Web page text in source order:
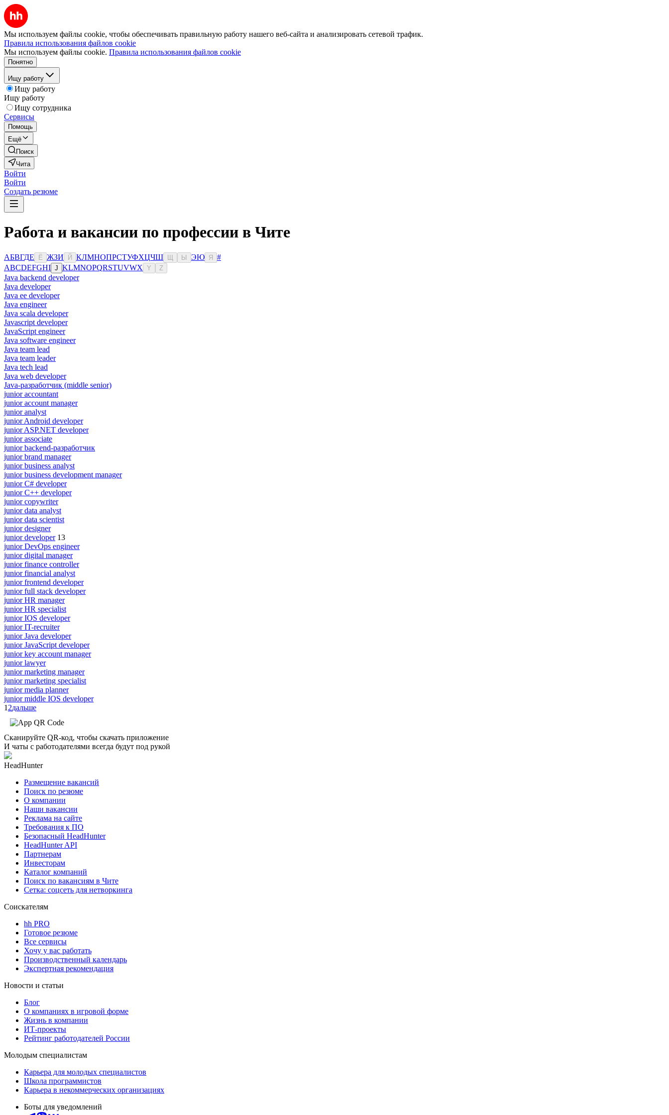
Мы используем файлы cookie, чтобы обеспечивать правильную работу нашего веб-сайта и анализировать сетевой трафик.
Правила использования файлов cookie
Мы используем файлы cookie. Правила использования файлов cookie
Понятно
Ищу работу
Ищу работу
Ищу работу
Ищу сотрудника
Сервисы
Помощь
Ещё
Поиск
Чита
Войти
Войти
Создать резюме
Работа и вакансии по профессии в Чите
АБВГДЕ Ё ЖЗИ Й КЛМНОПРСТУФХЦЧШ Ы ЭЮ Я
#
ABCDEFGHI J KLMNOPQRSTUVWX Y Z
Java backend developer
Java developer
Java ee developer
Java engineer
Java scala developer
Javascript developer
JavaScript engineer
Java software engineer
Java team lead
Java team leader
Java tech lead
Java web developer
Java-разработчик (middle senior)
junior accountant
junior account manager
junior analyst
junior Android developer
junior ASP.NET developer
junior associate
junior backend-разработчик
junior brand manager
junior business analyst
junior business development manager
junior C# developer
junior C++ developer
junior copywriter
junior data analyst
junior data scientist
junior designer
junior developer 13
junior DevOps engineer
junior digital manager
junior finance controller
junior financial analyst
junior frontend developer
junior full stack developer
junior HR manager
junior HR specialist
junior IOS developer
junior IT-recruiter
junior Java developer
junior JavaScript developer
junior key account manager
junior lawyer
junior marketing manager
junior marketing specialist
junior media planner
junior middle IOS developer
1 2дальше
Сканируйте QR-код, чтобы скачать приложение
И чаты с работодателями всегда будут под рукой
HeadHunter
Размещение вакансий
Поиск по резюме
О компании
Наши вакансии
Реклама на сайте
Требования к ПО
Безопасный HeadHunter
HeadHunter API
Партнерам
Инвесторам
Каталог компаний
Поиск по вакансиям в Чите
Сетка: соцсеть для нетворкинга
Соискателям
hh PRO
Готовое резюме
Все сервисы
Хочу у вас работать
Производственный календарь
Экспертная рекомендация
Новости и статьи
Блог
О компаниях в игровой форме
Жизнь в компании
ИТ-проекты
Рейтинг работодателей России
Молодым специалистам
Карьера для молодых специалистов
Школа программистов
Карьера в некоммерческих организациях
Боты для уведомлений